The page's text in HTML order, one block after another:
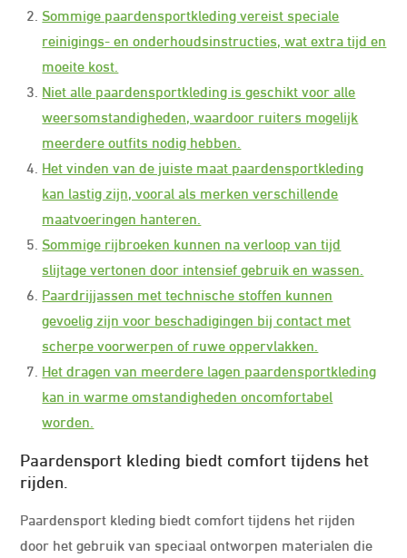
Sommige paardensportkleding vereist speciale
reinigings- en onderhoudsinstructies, wat extra tijd en
moeite kost.
Niet alle paardensportkleding is geschikt voor alle
weersomstandigheden, waardoor ruiters mogelijk
meerdere outfits nodig hebben.
Het vinden van de juiste maat paardensportkleding
kan lastig zijn, vooral als merken verschillende
maatvoeringen hanteren.
Sommige rijbroeken kunnen na verloop van tijd
slijtage vertonen door intensief gebruik en wassen.
Paardrijjassen met technische stoffen kunnen
gevoelig zijn voor beschadigingen bij contact met
scherpe voorwerpen of ruwe oppervlakken.
Het dragen van meerdere lagen paardensportkleding
kan in warme omstandigheden oncomfortabel
worden.
Paardensport kleding biedt comfort tijdens het
rijden.
Paardensport kleding biedt comfort tijdens het rijden
door het gebruik van speciaal ontworpen materialen die